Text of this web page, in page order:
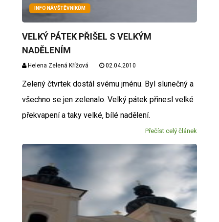
INFO NÁVŠTĚVNÍKŮM
VELKÝ PÁTEK PŘIŠEL S VELKÝM
NADĚLENÍM
Helena Zelená Křížová 02.04.2010
Zelený čtvrtek dostál svému jménu. Byl slunečný a
všechno se jen zelenalo. Velký pátek přinesl velké
překvapení a taky velké, bílé nadělení.
Přečíst celý článek